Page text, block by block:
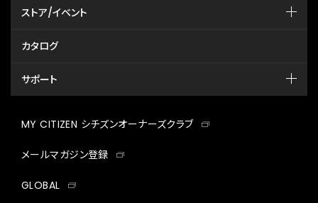
ストア/イベント
カタログ
サポート
MY CITIZEN シチズンオーナーズクラブ
メールマガジン登録
GLOBAL